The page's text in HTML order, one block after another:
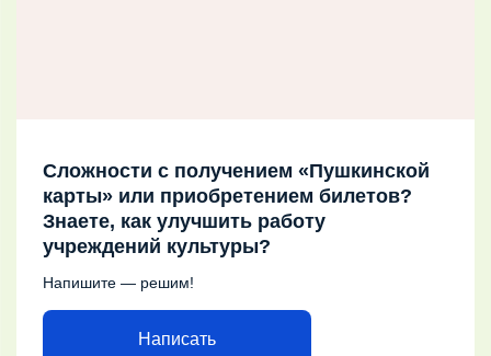
Сложности с получением «Пушкинской
карты» или приобретением билетов?
Знаете, как улучшить работу
учреждений культуры?
Напишите — решим!
Написать